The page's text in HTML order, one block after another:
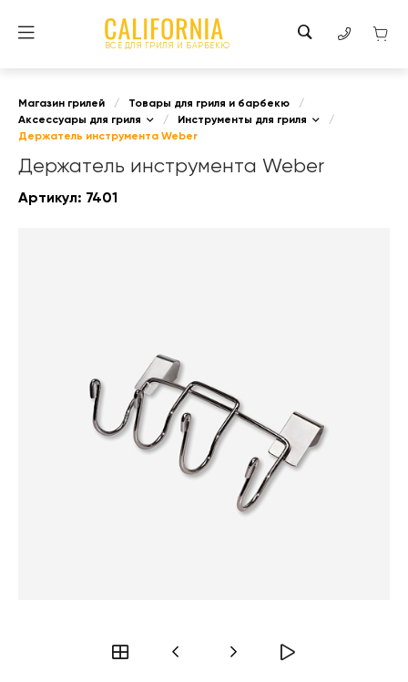
ВСЕ ДЛЯ ГРИЛЯ И БАРБЕКЮ
Магазин грилей / Товары для гриля и барбекю
/
Аксессуары для гриля
/ Инструменты для гриля
/
Держатель инструмента Weber
Держатель инструмента Weber
Артикул: 7401